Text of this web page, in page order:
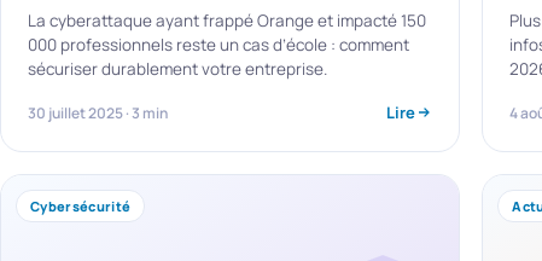
La cyberattaque ayant frappé Orange et impacté 150
000 professionnels reste un cas d’école : comment
sécuriser durablement votre entreprise.
30 juillet 2025 · 3 min Lire 4
Cybersécurité